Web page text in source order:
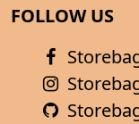
FOLLOW US